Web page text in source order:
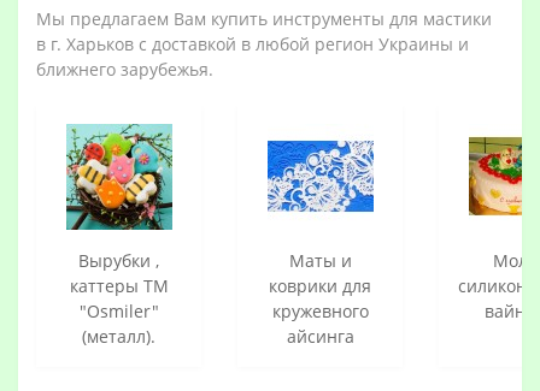
Мы предлагаем Вам купить инструменты для мастики
в г. Харьков с доставкой в любой регион Украины и
ближнего зарубежья.
Вырубки ,
каттеры ТМ
"Osmiler"
(металл).
Маты и
коврики для
кружевного
айсинга